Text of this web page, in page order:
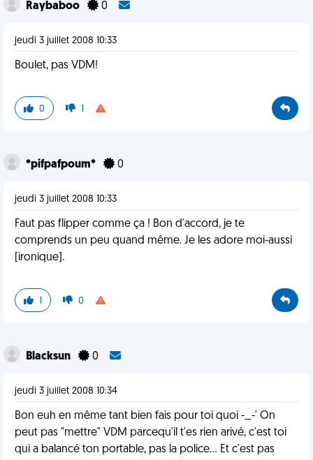
Raybaboo 0
jeudi 3 juillet 2008 10:33
Boulet, pas VDM!
0 1
*pifpafpoum* 0
jeudi 3 juillet 2008 10:33
Faut pas flipper comme ça ! Bon d'accord, je te
comprends un peu quand même. Je les adore moi-aussi
[ironique].
1 0
Blacksun 0
jeudi 3 juillet 2008 10:34
Bon euh en même tant bien fais pour toi quoi -_-' On
peut pas "mettre" VDM parcequ'il t'es rien arivé, c'est toi
qui a balancé ton portable, pas la police... Et c'est pas